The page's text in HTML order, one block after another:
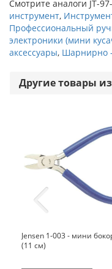
Смотрите аналоги JT-
инструмент,
Профессиональный
электроники (мини
аксессуары, Шарнирно
Другие товары
Jensen 1-003 - мини
(11 см)